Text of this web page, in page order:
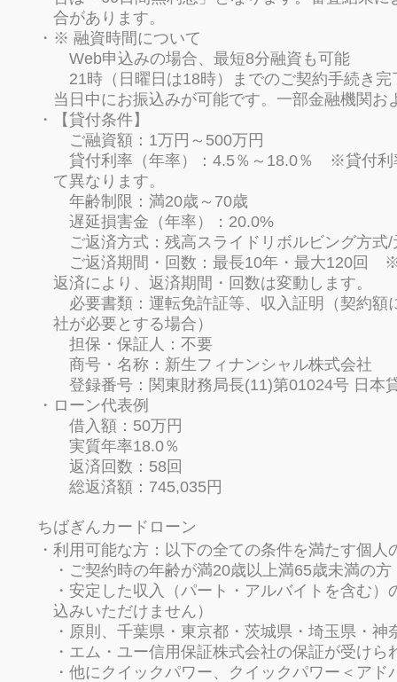
合があります。
※ 融資時間について
Web申込みの場合、最短8分融資も可能
21時（日曜日は18時）までのご契約手続き
当日中にお振込みが可能です。一部金融機関
【貸付条件】
ご融資額：1万円～500万円
貸付利率（年率）：4.5％～18.0％ ※貸付利
て異なります。
年齢制限：満20歳～70歳
遅延損害金（年率）：20.0%
ご返済方式：残高スライドリボルビング方式
ご返済期間・回数：最長10年・最大120回
返済により、返済期間・回数は変動します。
必要書類：運転免許証等、収入証明（契約額
社が必要とする場合）
担保・保証人：不要
商号・名称：新生フィナンシャル株式会社
登録番号：関東財務局長(11)第01024号 日本
ローン代表例
借入額：50万円
実質年率18.0％
返済回数：58回
総返済額：745,035円
ちばぎんカードローン
利用可能な方：以下の全ての条件を満たす個人
・ご契約時の年齢が満20歳以上満65歳未満の方
・安定した収入（パート・アルバイトを含む
込みいただけません）
・原則、千葉県・東京都・茨城県・埼玉県・
・エム・ユー信用保証株式会社の保証が受けら
・他にクイックパワー、クイックパワー＜ア